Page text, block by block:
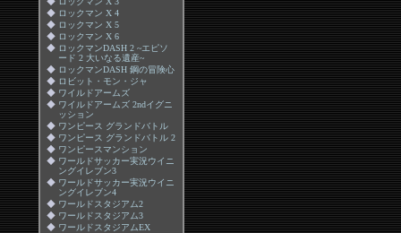
◆ ロックマン X 4
◆ ロックマン X 5
◆ ロックマン X 6
◆ ロックマンDASH 2 ~エピソ
ード 2 大いなる遺産~
◆ ロックマンDASH 鋼の冒険心
◆ ロビット・モン・ジャ
◆ ワイルドアームズ
◆ ワイルドアームズ 2ndイグニ
ッション
◆ ワンピース グランドバトル
◆ ワンピース グランドバトル 2
◆ ワンピースマンション
◆ ワールドサッカー実況ウイニ
ングイレブン3
◆ ワールドサッカー実況ウイニ
ングイレブン4
◆ ワールドスタジアム2
◆ ワールドスタジアム3
◆ ワールドスタジアムEX